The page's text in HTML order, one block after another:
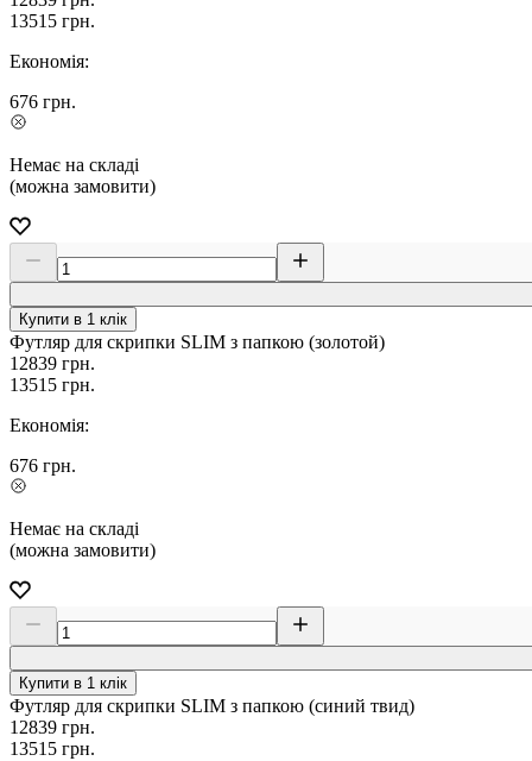
13515 грн.
Економія:
676 грн.
Немає на складі
(можна замовити)
Купити в 1 клік
Футляр для скрипки SLIM з папкою (золотой)
12839 грн.
13515 грн.
Економія:
676 грн.
Немає на складі
(можна замовити)
Купити в 1 клік
Футляр для скрипки SLIM з папкою (синий твид)
12839 грн.
13515 грн.